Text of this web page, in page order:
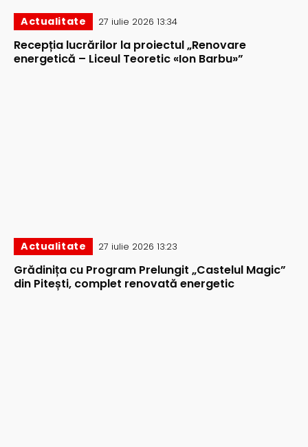
Actualitate 27 iulie 2026 13:34
Recepția lucrărilor la proiectul „Renovare
energetică – Liceul Teoretic «Ion Barbu»”
Actualitate 27 iulie 2026 13:23
Grădinița cu Program Prelungit „Castelul Magic”
din Pitești, complet renovată energetic